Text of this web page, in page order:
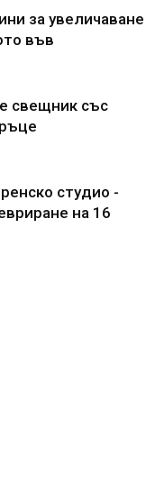
за увеличаване
във
свещник със
студио -
на 16